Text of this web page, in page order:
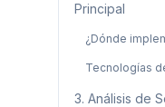
Principal
¿Dónde
Tecnologías
3. Análisis de